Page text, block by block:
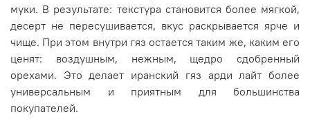
муки. В результате: текстура становится более мягкой,
десерт не пересушивается, вкус раскрывается ярче и
чище. При этом внутри гяз остается таким же, каким его
ценят: воздушным, нежным, щедро сдобренный
орехами. Это делает иранский гяз арди лайт более
универсальным и приятным для большинства
покупателей.